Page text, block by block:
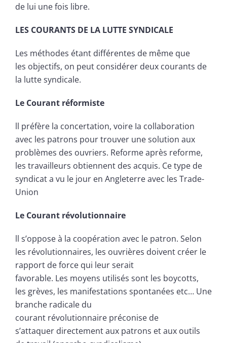
de lui une fois libre.
LES COURANTS DE LA LUTTE SYNDICALE
Les méthodes étant différentes de même que
les objectifs, on peut considérer deux courants de
la lutte syndicale.
Le Courant réformiste
ll préfère la concertation, voire Ia collaboration
avec les patrons pour trouver une solution aux
problèmes des ouvriers. Reforme après reforme,
les travailleurs obtiennent des acquis. Ce type de
syndicat a vu le jour en Angleterre avec les Trade-
Union
Le Courant révolutionnaire
ll s’oppose à la coopération avec le patron. Selon
les révolutionnaires, les ouvrières doivent créer le
rapport de force qui leur serait
favorable. Les moyens utilisés sont les boycotts,
les grèves, les manifestations spontanées etc… Une
branche radicale du
courant révolutionnaire préconise de
s’attaquer directement aux patrons et aux outils